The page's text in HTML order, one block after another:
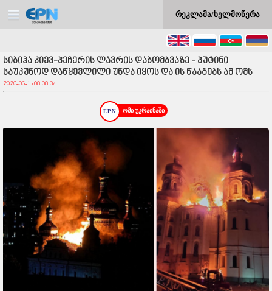
რეკლამა/ხელმოწერა
სიბიჰა კიევ-პეჩერის ლავრის დაბომბვაზე - პუტინი
საუკუნოდ დაწყევლილი უნდა იყოს და ის წააგებს ამ ომს
2026-06-15 08:08:37
ომი უკრაინაში